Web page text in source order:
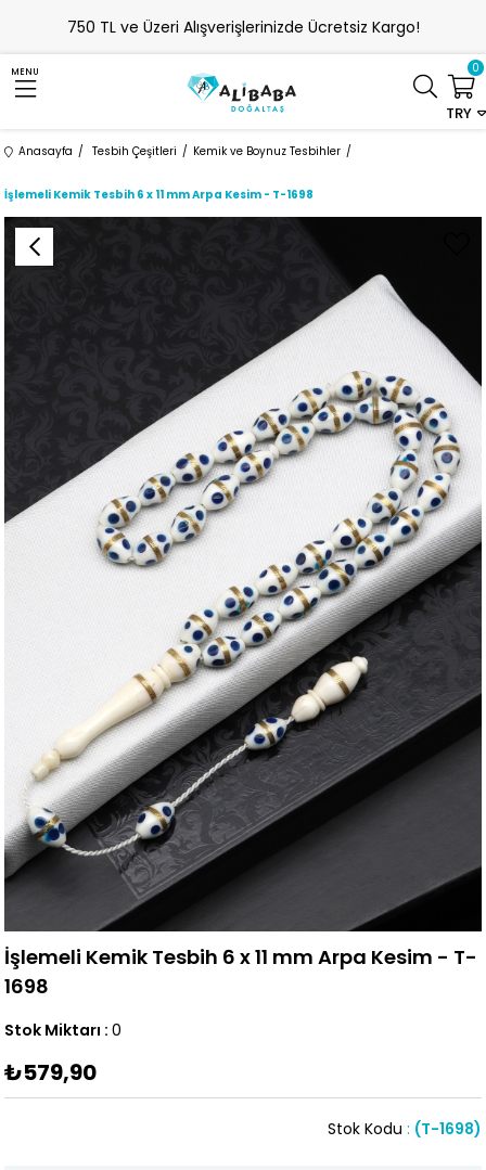
750 TL ve Üzeri Alışverişlerinizde Ücretsiz Kargo!
MENU
TRY
0
Anasayfa Tesbih Çeşitleri Kemik ve Boynuz Tesbihler
İşlemeli Kemik Tesbih 6 x 11 mm Arpa Kesim - T-1698
İşlemeli Kemik Tesbih 6 x 11 mm Arpa Kesim - T-
1698
Stok Miktarı : 0
₺579,90
(T-1698)
Stok Kodu